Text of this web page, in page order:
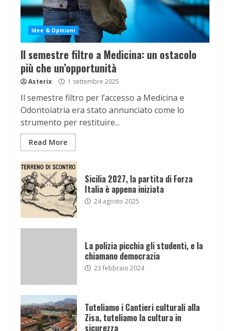
Idee & Opinioni
Il semestre filtro a Medicina: un ostacolo
più che un’opportunità
Asterix 1 settembre 2025
Il semestre filtro per l’accesso a Medicina e
Odontoiatria era stato annunciato come lo
strumento per restituire...
Read More
Sicilia 2027, la partita di Forza
Italia è appena iniziata
24 agosto 2025
La polizia picchia gli studenti, e la
chiamano democrazia
23 febbraio 2024
Tuteliamo i Cantieri culturali alla
Zisa, tuteliamo la cultura in
sicurezza